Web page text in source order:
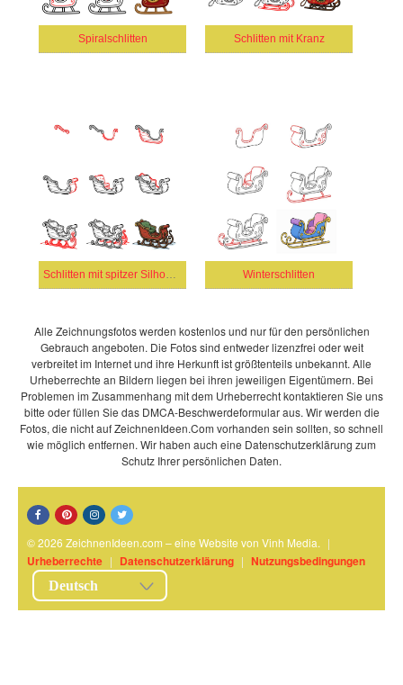
Spiralschlitten Schlitten mit Kranz
Schlitten mit spitzer Silhouette Winterschlitten
Alle Zeichnungsfotos werden kostenlos und nur für den persönlichen
Gebrauch angeboten. Die Fotos sind entweder lizenzfrei oder weit
verbreitet im Internet und ihre Herkunft ist größtenteils unbekannt. Alle
Urheberrechte an Bildern liegen bei ihren jeweiligen Eigentümern. Bei
Problemen im Zusammenhang mit dem Urheberrecht kontaktieren Sie uns
bitte oder füllen Sie das DMCA-Beschwerdeformular aus. Wir werden die
Fotos, die nicht auf ZeichnenIdeen.Com vorhanden sein sollten, so schnell
wie möglich entfernen. Wir haben auch eine Datenschutzerklärung zum
Schutz Ihrer persönlichen Daten.
© 2026 ZeichnenIdeen.com – eine Website von Vinh Media. |
Urheberrechte | Datenschutzerklärung | Nutzungsbedingungen
Deutsch